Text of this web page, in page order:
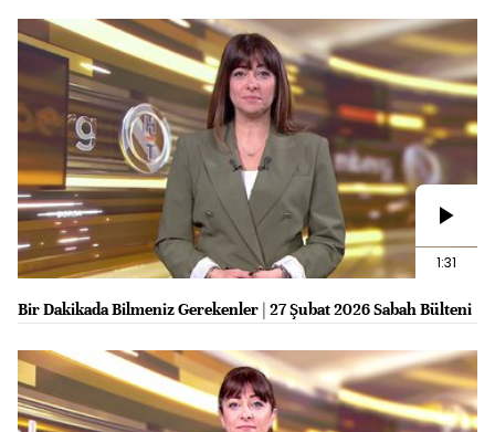
1:31
Bir Dakikada Bilmeniz Gerekenler | 27 Şubat 2026 Sabah Bülteni